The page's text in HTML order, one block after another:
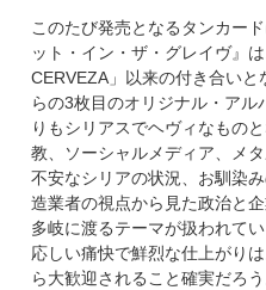
このたび発売となるタンカー
ット・イン・ザ・グレイヴ』
CERVEZA」以来の付き合い
らの3枚目のオリジナル・アル
りもシリアスでヘヴィなもの
教、ソーシャルメディア、メ
不安なシリアの状況、お馴染
造業者の視点から見た政治と
多岐に渡るテーマが扱われて
応しい痛快で鮮烈な仕上がり
ら大歓迎されること確実だろう